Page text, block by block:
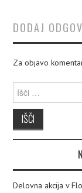
DODAJ
Za objavo
Išči:
Delovna akcija v